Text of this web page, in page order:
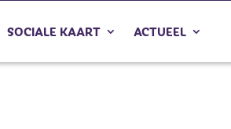
SOCIALE KAART ACTUEEL